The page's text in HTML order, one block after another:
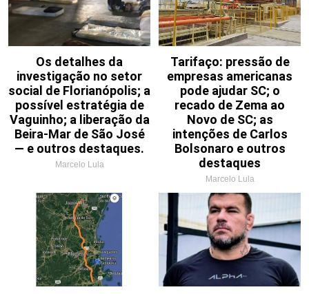
Os detalhes da
investigação no setor
social de Florianópolis; a
possível estratégia de
Vaguinho; a liberação da
Beira-Mar de São José
— e outros destaques.
Marcelo Lula
Tarifaço: pressão de
empresas americanas
pode ajudar SC; o
recado de Zema ao
Novo de SC; as
intenções de Carlos
Bolsonaro e outros
destaques
Marcelo Lula